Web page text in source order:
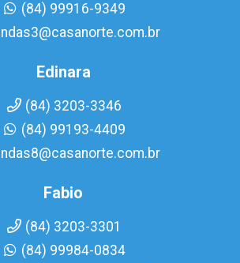
(84) 99916-9349
Edinara
(84) 3203-3346
(84) 99193-4409
Fabio
(84) 3203-3301
(84) 99984-0834